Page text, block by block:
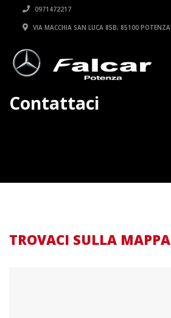
0971472217
VIA MACCHIA SAN LUCA 85B, 85100 POTENZA
Contattaci
TROVACI SULLA MAPPA